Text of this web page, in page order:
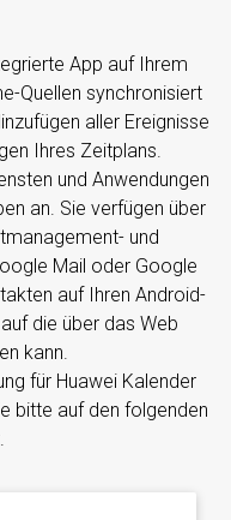
App auf Ihrem
Quellen synchronisiert
aller Ereignisse
Ihres Zeitplans.
und Anwendungen
an. Sie verfügen über
und
Mail oder Google
auf Ihren Android-
die über das Web
kann.
für Huawei Kalender
bitte auf den folgenden